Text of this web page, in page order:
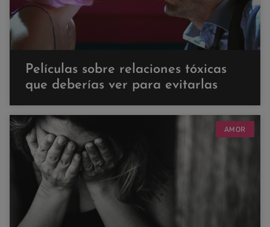
Películas sobre relaciones tóxicas
que deberías ver para evitarlas
AMOR